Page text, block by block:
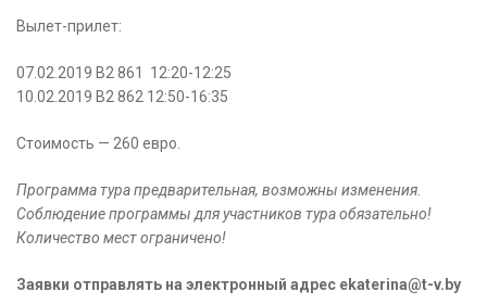
Вылет-прилет:
07.02.2019 B2 861 12:20-12:25
10.02.2019 B2 862 12:50-16:35
Стоимость — 260 евро.
Программа тура предварительная, возможны изменения.
Соблюдение программы для участников тура обязательно!
Количество мест ограничено!
Заявки отправлять на электронный адрес ekaterina@t-v.by